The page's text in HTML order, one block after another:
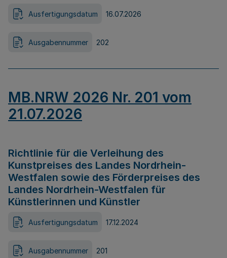
Ausfertigungsdatum 16.07.2026
Ausgabennummer 202
MB.NRW 2026 Nr. 201 vom
21.07.2026
Richtlinie für die Verleihung des
Kunstpreises des Landes Nordrhein-
Westfalen sowie des Förderpreises des
Landes Nordrhein-Westfalen für
Künstlerinnen und Künstler
Ausfertigungsdatum 17.12.2024
Ausgabennummer 201